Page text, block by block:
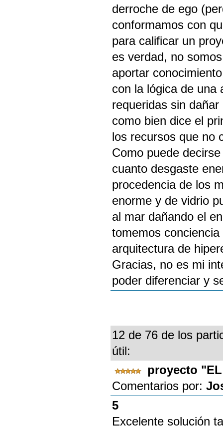
derroche de ego
conformamos con
para calificar un
es verdad, no
aportar
con la lógica de una
requeridas sin
como bien dice el
los recursos que no
Como puede
cuanto desgaste
procedencia de los
enorme y de vidrio
al mar dañando el
tomemos
arquitectura de
Gracias, no es mi
poder diferenciar y
12 de 76 de los
útil:
proyecto
Comentarios por:
5
Excelente solución